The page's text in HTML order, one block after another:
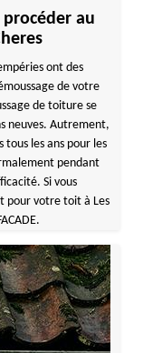
au
ont des
de votre
de toiture se
neuves. Autrement,
les ans pour les
pendant
Si vous
pour votre toit à Les